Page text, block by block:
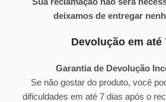
deixamos de entregar
Devolução em até
Garantia de Devolução
Se não gostar do produto, você
dificuldades em até 7 dias após o